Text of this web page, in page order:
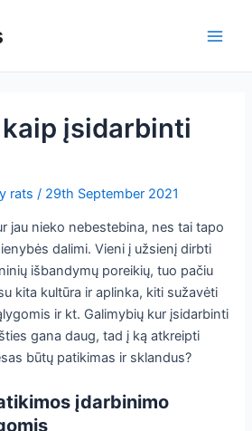
įsidarbinti
rats/ 29th September 2021
jau nieko nebestebina, nes tai tapo
dalimi. Vieni į užsienį dirbti
išbandymų poreikių, tuo pačiu
kita kultūra ir aplinka, kiti sužavėti
ir kt. Galimybių kur įsidarbinti
gana daug, tad į ką atkreipti
būtų patikimas ir sklandus?
įdarbinimo